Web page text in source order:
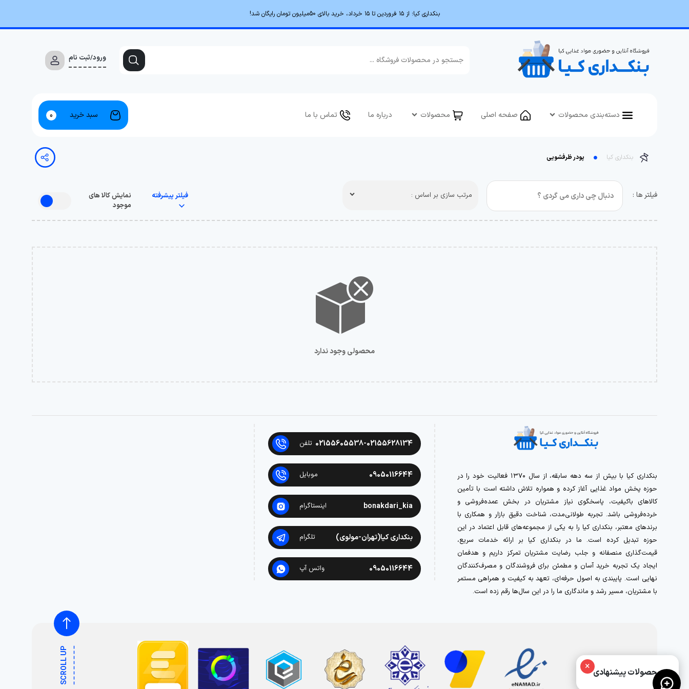
× محصولات پیشنهادی
بنکداری کیا؛ از ۱۵ فروردین تا ۱۵ خرداد، خرید بالای 50میلیون تومان رایگان شد!
ورود/ثبت نام
دسته‌بندی محصولات صفحه اصلی محصولات درباره ما تماس با ما سبد خرید 0
بنکداری کیا پودر ظرفشویی
فیلتر ها : مرتب سازی بر اساس : فیلتر پیشرفته
نمایش کالا های
موجود
محصولی وجود ندارد
بنکداری کیا با بیش از سه دهه سابقه، از سال ۱۳۷۰ فعالیت خود را در
حوزه پخش مواد غذایی آغاز کرده و همواره تلاش داشته است با تأمین
کالاهای باکیفیت، پاسخگوی نیاز مشتریان در بخش عمده‌فروشی و
خرده‌فروشی باشد. تجربه طولانی‌مدت، شناخت دقیق بازار و همکاری با
برندهای معتبر، بنکداری کیا را به یکی از مجموعه‌های قابل اعتماد در این
حوزه تبدیل کرده است. ما در بنکداری کیا بر ارائه خدمات سریع،
قیمت‌گذاری منصفانه و جلب رضایت مشتریان تمرکز داریم و هدفمان
ایجاد یک تجربه خرید آسان و مطمئن برای فروشندگان و مصرف‌کنندگان
نهایی است. پایبندی به اصول حرفه‌ای، تعهد به کیفیت و همراهی مستمر
با مشتریان، مسیر رشد و ماندگاری ما را در این سال‌ها رقم زده است.
02155605538-02155628134 تلفن
09050116644 موبایل
bonakdari_kia اینستاگرام
بنکداری کیا(تهران-مولوی) تلگرام
09050116644 واتس آپ
SCROLL UP